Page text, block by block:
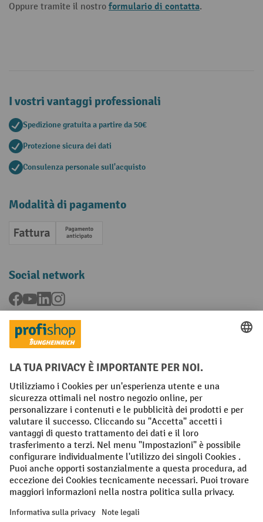
Oppure tramite il nostro formulario di contatta.
I vostri vantaggi professionali
Spedizione gratuita a partire da 50€
Protezione sicura dei dati
Consulenza personale sull'acquisto
Modalità di pagamento
Fattura Pagamento anticipato
Social network
Facebook
YouTubeLinkedInInstagram
Condizioni Generali di Vendita
Dichiarazione di protezione dei dati Impronta
Impostazioni sulla privacy
All prices excl. VAT plusshipping costsand possible delivery charges,
if not stated otherwise.
¹ Lo sconto è valido fino a esaurimento scorte. Lo sconto non si applica
ai prezzi speciali. Non è possibile la combinazione con altri sconti o
buoni in percentuale. | ² Lo sconto viene concesso una sola volta al
per 10 giorni e può essere riscosso online a partire da un valore netto